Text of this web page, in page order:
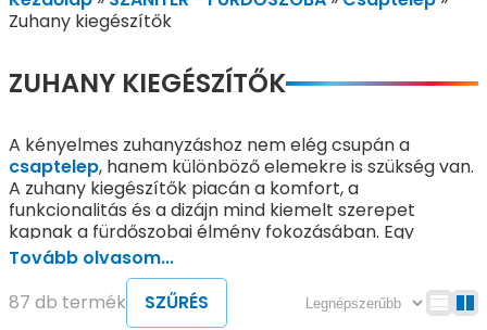
Zuhany kiegészítők
ZUHANY KIEGÉSZÍTŐK
A kényelmes zuhanyzáshoz nem elég csupán a
csaptelep, hanem különböző elemekre is szükség van.
A zuhany kiegészítők piacán a komfort, a
funkcionalitás és a dizájn mind kiemelt szerepet
kapnak a fürdőszobai élmény fokozásában. Egy
modern fürdőszoba elengedhetetlen elemei a
kézizuhany, fejzuhany, gégecső, zuhanytartó vagy a
komplett zuhanyszett, amelyek mind hozzájárulnak a
kényelmes, praktikus és esztétikus fürdőzéshez.
Tovább olvasom...
87 db termék
SZŰRÉS